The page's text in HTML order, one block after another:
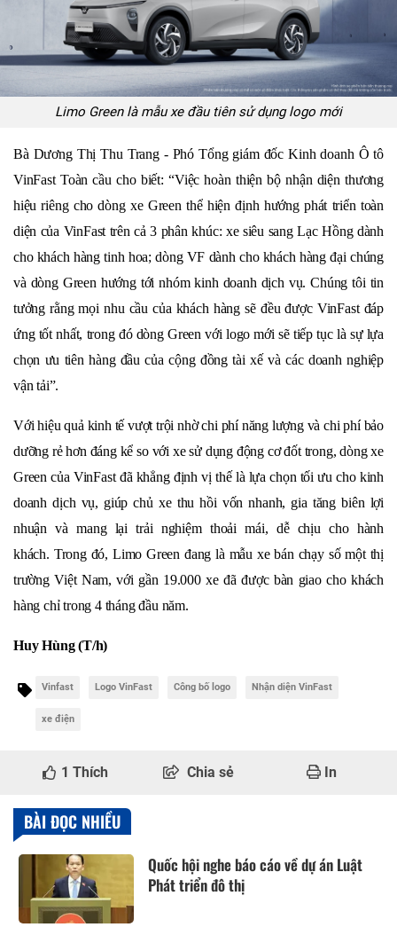
Limo Green là mẫu xe đầu tiên sử dụng logo mới
Bà Dương Thị Thu Trang - Phó Tổng giám đốc Kinh doanh Ô tô
VinFast Toàn cầu cho biết: “Việc hoàn thiện bộ nhận diện thương
hiệu riêng cho dòng xe Green thể hiện định hướng phát triển toàn
diện của VinFast trên cả 3 phân khúc: xe siêu sang Lạc Hồng dành
cho khách hàng tinh hoa; dòng VF dành cho khách hàng đại chúng
và dòng Green hướng tới nhóm kinh doanh dịch vụ. Chúng tôi tin
tưởng rằng mọi nhu cầu của khách hàng sẽ đều được VinFast đáp
ứng tốt nhất, trong đó dòng Green với logo mới sẽ tiếp tục là sự lựa
chọn ưu tiên hàng đầu của cộng đồng tài xế và các doanh nghiệp
vận tải”.
Với hiệu quả kinh tế vượt trội nhờ chi phí năng lượng và chi phí bảo
dưỡng rẻ hơn đáng kể so với xe sử dụng động cơ đốt trong, dòng xe
Green của VinFast đã khẳng định vị thế là lựa chọn tối ưu cho kinh
doanh dịch vụ, giúp chủ xe thu hồi vốn nhanh, gia tăng biên lợi
nhuận và mang lại trải nghiệm thoải mái, dễ chịu cho hành
khách. Trong đó, Limo Green đang là mẫu xe bán chạy số một thị
trường Việt Nam, với gần 19.000 xe đã được bàn giao cho khách
hàng chỉ trong 4 tháng đầu năm.
Huy Hùng (T/h)
Vinfast Logo VinFast Công bố logo Nhận diện VinFast
xe điện
1 Thích Chia sẻ In
BÀI ĐỌC NHIỀU
Quốc hội nghe báo cáo về dự án Luật
Phát triển đô thị